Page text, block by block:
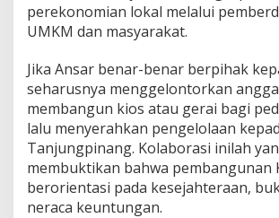
perekonomian lokal melalui
UMKM dan masyarakat.
Jika Ansar benar-benar berpihak
seharusnya menggelontorkan
membangun kios atau gerai bagi
lalu menyerahkan pengelolaan
Tanjungpinang. Kolaborasi inilah
membuktikan bahwa pembangunan
berorientasi pada kesejahteraan,
neraca keuntungan.